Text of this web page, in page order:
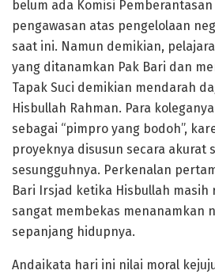
belum ada Komisi
pengawasan atas pengelolaan
saat ini. Namun demikian,
yang ditanamkan Pak Bari dan
Tapak Suci demikian mendarah
Hisbullah Rahman. Para
sebagai “pimpro yang bodoh”,
proyeknya disusun secara akurat
sesungguhnya. Perkenalan
Bari Irsjad ketika Hisbullah masih
sangat membekas menanamkan
sepanjang hidupnya.
Andaikata hari ini nilai moral